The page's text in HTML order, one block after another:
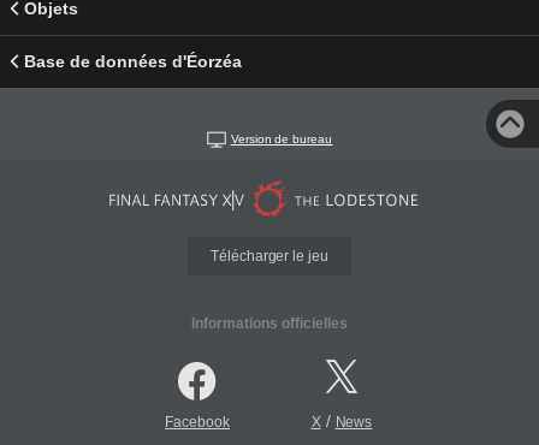
Objets
Base de données d'Éorzéa
Version de bureau
Télécharger le jeu
Informations officielles
Facebook X/ News